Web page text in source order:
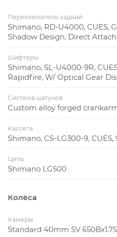
Переключатель задний
Shimano, RD-U4000, CUES,
Shadow Design, Direct
Шифтеры
Shimano, SL-U4000-9R,
Rapidfire, W/ Optical Gear
Система шатунов
Custom alloy forged
Кассета
Shimano, CS-LG300-9, CUES,
Цепь
Shimano LG500
Колёса
Камеры
Standard 40mm SV